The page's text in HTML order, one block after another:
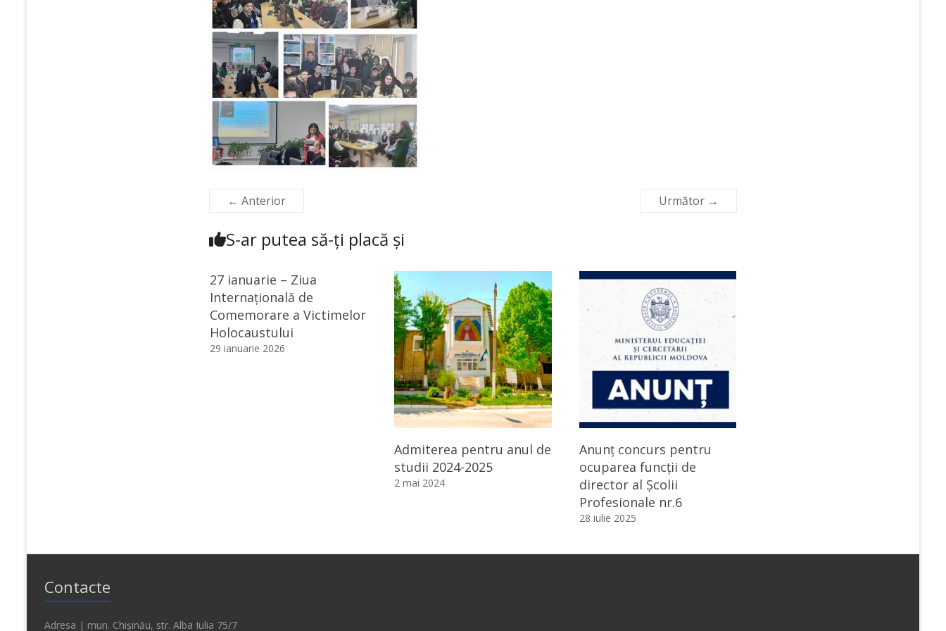
← Anterior Următor →
S-ar putea să-ți placă și
27 ianuarie – Ziua
Internațională de
Comemorare a Victimelor
Holocaustului
29 ianuarie 2026
Admiterea pentru anul de
studii 2024-2025
2 mai 2024
Anunț concurs pentru
ocuparea funcții de
director al Școlii
Profesionale nr.6
28 iulie 2025
Contacte
Adresa | mun. Chișinău, str. Alba Iulia 75/7